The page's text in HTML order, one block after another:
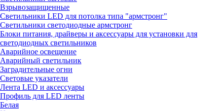
Взрывозащищенные
Светильники LED для потолка типа "армстронг"
Светильники светодиодные армстронг
Блоки питания, драйверы и аксессуары для установки для
светодиодных светильников
Аварийное освещение
Аварийный светильник
Заградительные огни
Световые указатели
Лента LED и аксессуары
Профиль для LED ленты
Белая